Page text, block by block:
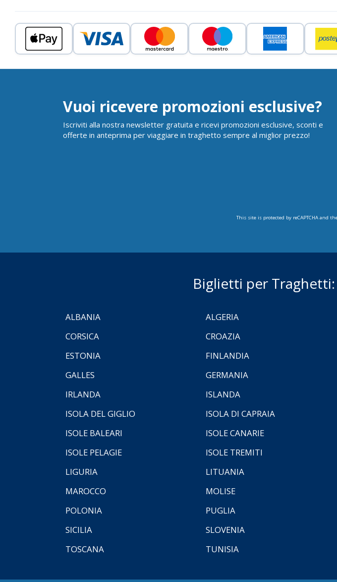
Vuoi ricevere promozioni esclusive?
Iscriviti alla nostra newsletter gratuita e ricevi promozioni esclusive, sconti e
offerte in anteprima per viaggiare in traghetto sempre al miglior prezzo!
This site is protected by reCAPTCHA and
Biglietti per
ALBANIA ALGERIA
CORSICA
CROAZIA
ESTONIA
FINLANDIA
GALLES
GERMANIA
IRLANDA
ISLANDA
ISOLA DEL GIGLIO
ISOLA DI CAPRAIA
ISOLE BALEARI
ISOLE CANARIE
ISOLE PELAGIE
ISOLE TREMITI
LIGURIA
LITUANIA
MAROCCO
MOLISE
POLONIA
PUGLIA
SICILIA
SLOVENIA
TOSCANA
TUNISIA